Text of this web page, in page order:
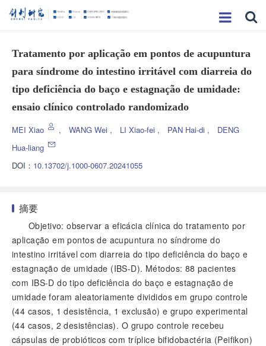
Tratamento por aplicação em pontos de acupuntura
para síndrome do intestino irritável com diarreia do
tipo deficiência do baço e estagnação de umidade:
ensaio clínico controlado randomizado
MEI Xiao , WANG Wei , LI Xiao-fei , PAN Hai-di ,
DENG
Hua-liang
DOI： 10.13702/j.1000-0607.20241055
摘要
Objetivo: observar a eficácia clínica do tratamento por
aplicação em pontos de acupuntura no síndrome do
intestino irritável com diarreia do tipo deficiência do baço e
estagnação de umidade (IBS-D). Métodos: 88 pacientes
com IBS-D do tipo deficiência do baço e estagnação de
umidade foram aleatoriamente divididos em grupo controle
(44 casos, 1 desistência, 1 exclusão) e grupo experimental
(44 casos, 2 desistências). O grupo controle recebeu
cápsulas de probióticos com tríplice bifidobactéria (Peifikon)